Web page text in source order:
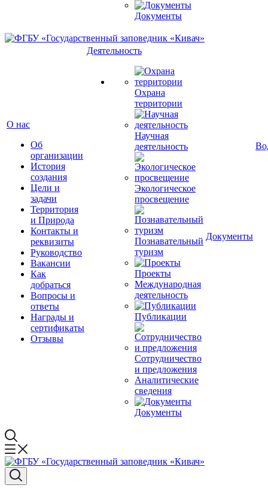
Документы
О нас
Об
организации
История
создания
Цели и
задачи
Территория
и Природа
Контакты и
реквизиты
Руководство
Вакансии
Как
добраться
Вопросы и
ответы
Награды и
сертификаты
Отзывы
Деятельность
Охрана
территории
Научная
деятельность
Экологическое
просвещение
Познавательный
туризм
Проекты
Международная
деятельность
Публикации
Сотрудничество
и предложения
Аналитические
сведения
Документы
Документы